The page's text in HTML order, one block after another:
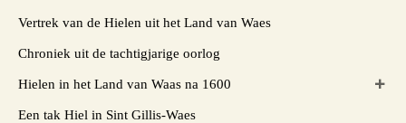
Vertrek van de Hielen uit het Land van Waes
Chroniek uit de tachtigjarige oorlog
Hielen in het Land van Waas na 1600
Een tak Hiel in Sint Gillis-Waes